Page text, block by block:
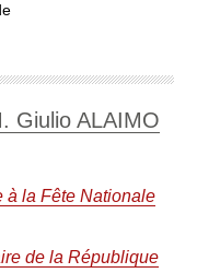
Giulio ALAIMO
à la Fête Nationale
de la République